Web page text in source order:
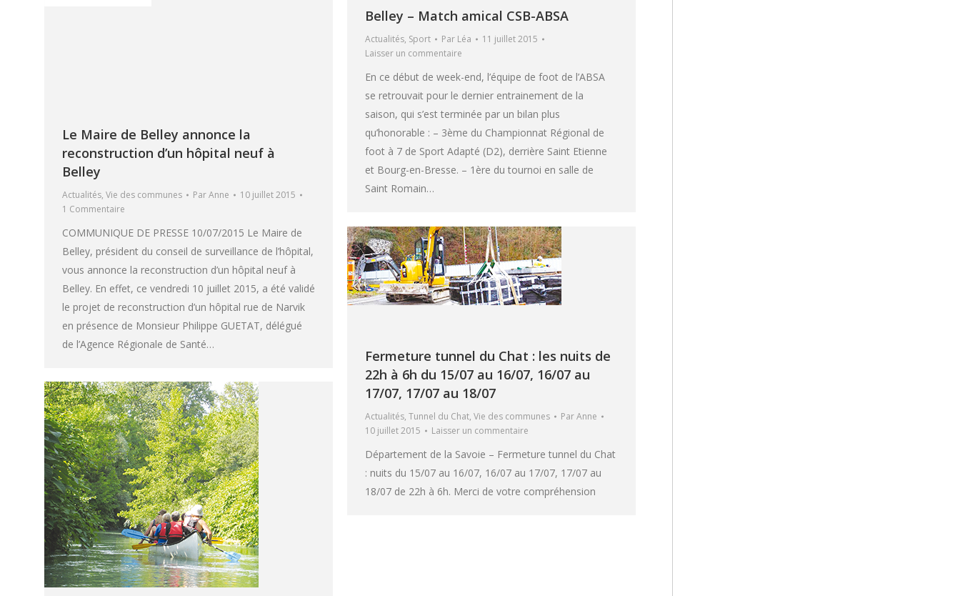
Belley – Match amical CSB-ABSA
Actualités, Sport Par Léa
11 juillet 2015
Laisser un commentaire
En ce début de week-end, l’équipe de foot de l’ABSA
se retrouvait pour le dernier entrainement de la
saison, qui s’est terminée par un bilan plus
qu’honorable : – 3ème du Championnat Régional de
foot à 7 de Sport Adapté (D2), derrière Saint Etienne
et Bourg-en-Bresse. – 1ère du tournoi en salle de
Saint Romain…
Le Maire de Belley annonce la
reconstruction d’un hôpital neuf à
Belley
Actualités, Vie des communes ParAnne
10 juillet 2015
1 Commentaire
COMMUNIQUE DE PRESSE 10/07/2015 Le Maire de
Belley, président du conseil de surveillance de l’hôpital,
vous annonce la reconstruction d’un hôpital neuf à
Belley. En effet, ce vendredi 10 juillet 2015, a été validé
le projet de reconstruction d’un hôpital rue de Narvik
en présence de Monsieur Philippe GUETAT, délégué
de l’Agence Régionale de Santé…
Fermeture tunnel du Chat : les nuits de
22h à 6h du 15/07 au 16/07, 16/07 au
17/07, 17/07 au 18/07
Actualités, Tunnel du Chat, Vie des communes ParAnne
10 juillet 2015
Laisser un commentaire
Département de la Savoie – Fermeture tunnel du Chat
: nuits du 15/07 au 16/07, 16/07 au 17/07, 17/07 au
18/07 de 22h à 6h. Merci de votre compréhension